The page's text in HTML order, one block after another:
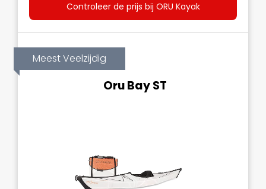
Controleer de prijs bij ORU Kayak
Meest Veelzijdig
Oru Bay ST